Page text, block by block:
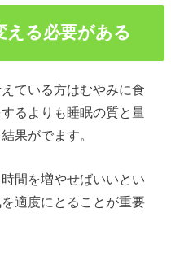
える必要がある
ている方はむやみに食
るよりも睡眠の質と量
果がでます。
間を増やせばいいとい
適度にとることが重要